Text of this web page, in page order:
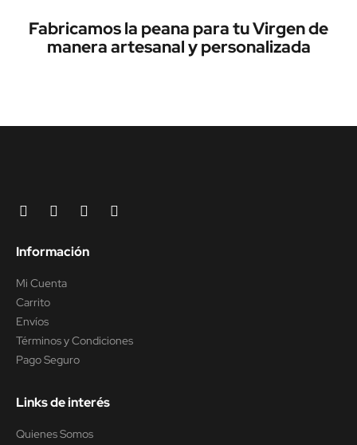
Fabricamos la peana para tu Virgen de
manera artesanal y personalizada
Información
Mi Cuenta
Carrito
Envíos
Términos y Condiciones
Pago Seguro
Links de interés
Quienes Somos